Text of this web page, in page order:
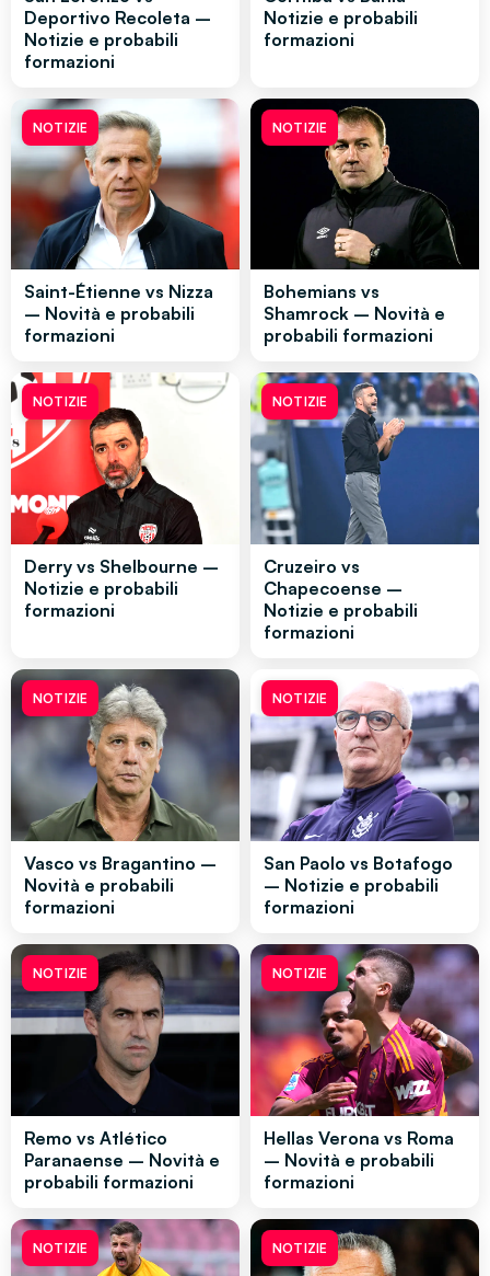
Deportivo Recoleta –
Notizie e probabili
formazioni
Notizie e probabili
formazioni
NOTIZIE
Saint-Étienne vs Nizza
– Novità e probabili
formazioni
NOTIZIE
Bohemians vs
Shamrock – Novità e
probabili formazioni
NOTIZIE
Derry vs Shelbourne –
Notizie e probabili
formazioni
NOTIZIE
Cruzeiro vs
Chapecoense –
Notizie e probabili
formazioni
NOTIZIE
Vasco vs Bragantino –
Novità e probabili
formazioni
NOTIZIE
San Paolo vs Botafogo
– Notizie e probabili
formazioni
NOTIZIE
Remo vs Atlético
Paranaense – Novità e
probabili formazioni
NOTIZIE
Hellas Verona vs Roma
– Novità e probabili
formazioni
NOTIZIE NOTIZIE